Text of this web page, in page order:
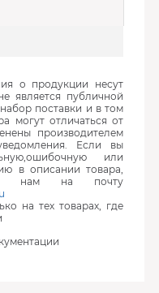
о продукции несут
является публичной
поставки и в том
могут отличаться от
производителем
Если вы
или
в описании товара,
нам на почту
на тех товарах, где